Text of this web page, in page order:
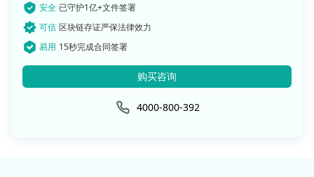
安全 已守护1亿+文件签署
可信 区块链存证严保法律效力
易用 15秒完成合同签署
购买咨询
4000-800-392